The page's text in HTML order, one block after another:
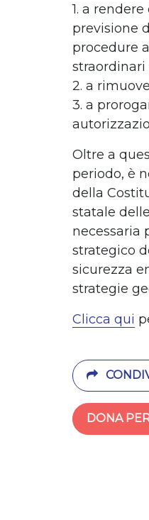
1. a
previsione
procedure
2. a
3. a
Oltre a
periodo, è
della
statale
necessaria
strategico
sicurezza
strategie
Clicca qui
DONA